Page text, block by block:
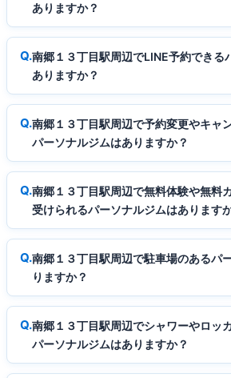
ありますか？
南郷１３丁目駅周辺でLINE予約できる
ありますか？
南郷１３丁目駅周辺で予約変更やキャ
パーソナルジムはありますか？
南郷１３丁目駅周辺で無料体験や無料
受けられるパーソナルジムはあります
南郷１３丁目駅周辺で駐車場のあるパ
りますか？
南郷１３丁目駅周辺でシャワーやロッ
パーソナルジムはありますか？